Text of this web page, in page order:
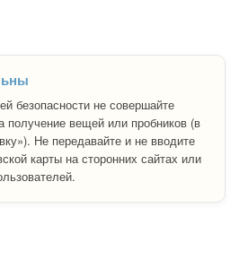
безопасности не совершайте
получение вещей или пробников (в
Не передавайте и не вводите
карты на сторонних сайтах или